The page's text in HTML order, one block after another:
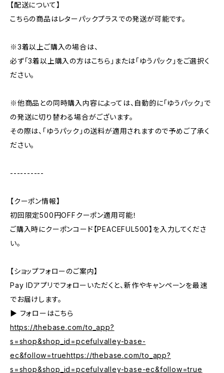
【配送について】
こちらの商品はレターパックプラスでの発送が可能です。
※3着以上ご購入の場合は、
必ず「3着以上購入の方はこちら」または「ゆうパック」をご選択く
ださい。
※他商品との同時購入内容によっては、自動的に「ゆうパック」で
の発送に切り替わる場合がございます。
その際は、「ゆうパック」の送料が適用されますので予めご了承く
ださい。
----------
【クーポン情報】
初回限定500円OFFクーポン適用可能！
ご購入時にクーポンコード【PEACEFUL500】を入力してくださ
い。
【ショップフォローのご案内】
Pay IDアプリでフォローいただくと、新作やキャンペーンを最速
でお届けします。
▶︎ フォローはこちら
https://thebase.com/to_app?
s=shop&shop_id=pcefulvalley-base-
ec&follow=truehttps://thebase.com/to_app?
s=shop&shop_id=pcefulvalley-base-ec&follow=true